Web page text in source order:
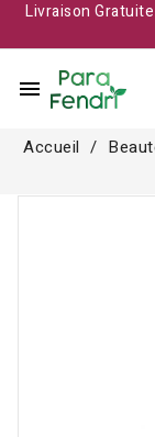
Livraison
menu
Accueil